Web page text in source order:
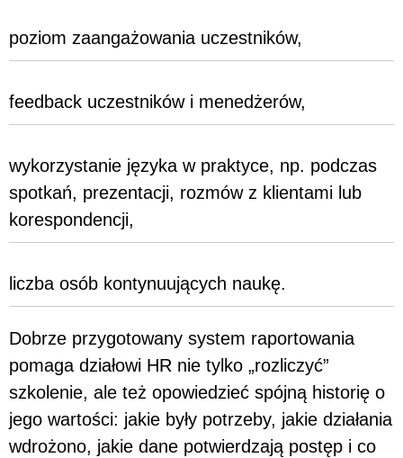
poziom zaangażowania uczestników,
feedback uczestników i menedżerów,
wykorzystanie języka w praktyce, np. podczas
spotkań, prezentacji, rozmów z klientami lub
korespondencji,
liczba osób kontynuujących naukę.
Dobrze przygotowany system raportowania
pomaga działowi HR nie tylko „rozliczyć”
szkolenie, ale też opowiedzieć spójną historię o
jego wartości: jakie były potrzeby, jakie działania
wdrożono, jakie dane potwierdzają postęp i co